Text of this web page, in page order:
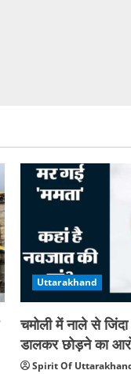
Uttarakhand
चमोली में नाले से
डालकर छोड़ने का
Spirit Of